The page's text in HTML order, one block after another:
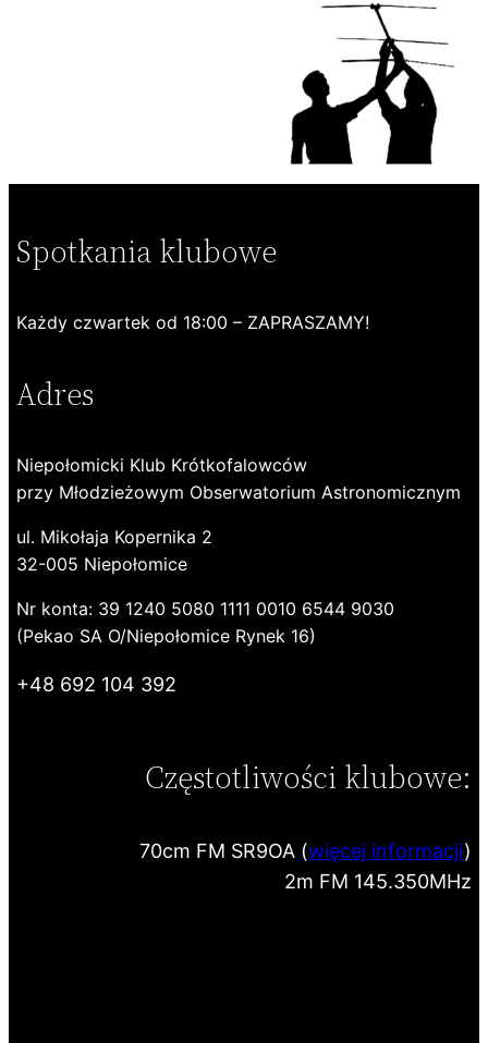
Spotkania klubowe
Każdy czwartek od 18:00 – ZAPRASZAMY!
Adres
Niepołomicki Klub Krótkofalowców
przy Młodzieżowym Obserwatorium Astronomicznym
ul. Mikołaja Kopernika 2
32-005 Niepołomice
Nr konta: 39 1240 5080 1111 0010 6544 9030
(Pekao SA O/Niepołomice Rynek 16)
+48 692 104 392
Częstotliwości klubowe:
70cm FM SR9OA (więcej informacji)
2m FM 145.350MHz